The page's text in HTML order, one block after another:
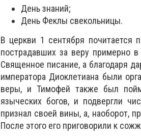
День знаний;
День Феклы свекольницы.
В церкви 1 сентября почитается
пострадавших за веру примерно
Священное писание, а благодаря
императора Диоклетиана были
веры, и Тимофей также был
языческих богов, и подвергли
признал своей вины, а, наоборот,
После этого его приговорили к